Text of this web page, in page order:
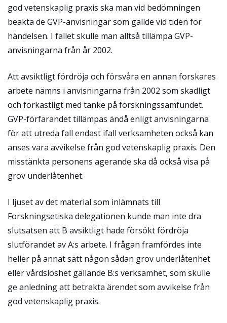
god vetenskaplig praxis ska man vid bedömningen
beakta de GVP-anvisningar som gällde vid tiden för
händelsen. I fallet skulle man alltså tillämpa GVP-
anvisningarna från år 2002.
Att avsiktligt fördröja och försvåra en annan forskares
arbete nämns i anvisningarna från 2002 som skadligt
och förkastligt med tanke på forskningssamfundet.
GVP-förfarandet tillämpas ändå enligt anvisningarna
för att utreda fall endast ifall verksamheten också kan
anses vara avvikelse från god vetenskaplig praxis. Den
misstänkta personens agerande ska då också visa på
grov underlåtenhet.
I ljuset av det material som inlämnats till
Forskningsetiska delegationen kunde man inte dra
slutsatsen att B avsiktligt hade försökt fördröja
slutförandet av A:s arbete. I frågan framfördes inte
heller på annat sätt någon sådan grov underlåtenhet
eller vårdslöshet gällande B:s verksamhet, som skulle
ge anledning att betrakta ärendet som avvikelse från
god vetenskaplig praxis.